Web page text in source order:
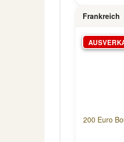
Frankreich
200 Euro